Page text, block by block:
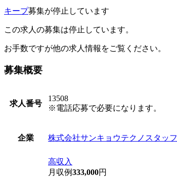
キープ募集が停止しています
この求人の募集は停止しています。
お手数ですが他の求人情報をご覧ください。
募集概要
求人番号
13508
※電話応募で必要になります。
企業 株式会社サンキョウテクノスタッフ
高収入
月収例333,000円